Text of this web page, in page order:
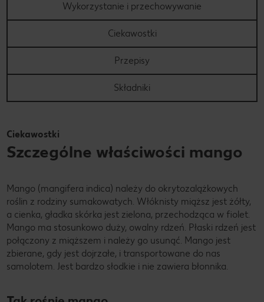
Wykorzystanie i przechowywanie
Ciekawostki
Przepisy
Składniki
Ciekawostki
Szczególne właściwości mango
Mango (mangifera indica) należy do okrytozalążkowych
roślin z rodziny sumakowatych. Włóknisty miąższ jest żółty,
a cienka, gładka skórka jest zielona, ​​przechodząca w fiolet.
Mango ma stosunkowo duży, owalny rdzeń. Płaski rdzeń jest
połączony z miąższem i należy go usunąć. Mango jest
zbierane, gdy jest dojrzałe, i transportowane do nas
samolotem. Jest bardzo słodkie i nie zawiera błonnika.